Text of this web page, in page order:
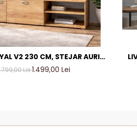
V2 230 CM, STEJAR AURIU
– MOBILIER LIVING
Lei1.499,00 Lei